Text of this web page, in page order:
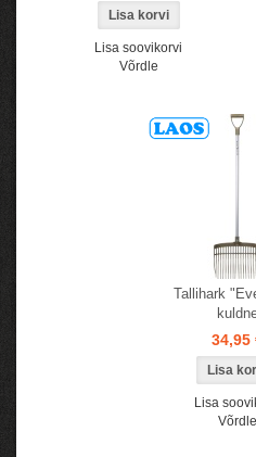
Lisa soovikorvi
Võrdle
Tallihark
34,95
Lisa
Võrdle